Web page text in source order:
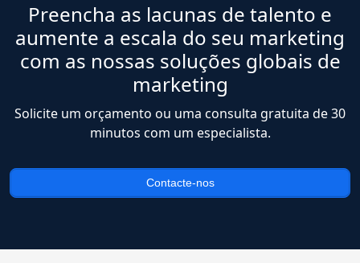
Preencha as lacunas de talento e
aumente a escala do seu marketing
com as nossas soluções globais de
marketing
Solicite um orçamento ou uma consulta gratuita de 30
minutos com um especialista.
Contacte-nos